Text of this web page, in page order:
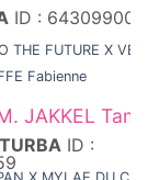
ID :
FUTURE X
Fabienne
JAKKEL
ID :